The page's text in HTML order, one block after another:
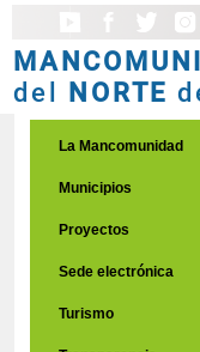
del NORTE
La Mancomunidad
Municipios
Proyectos
Sede electrónica
Turismo